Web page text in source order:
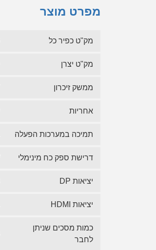
מפרט מוצר
מק"ט כפיר כל
מק"ט יצרן
ממשק זיכרון
אחריות
תמיכה במערכות הפעלה
דרישת ספק כח מינימלי
יציאות DP
יציאות HDMI
כמות מסכים שניתן
לחבר